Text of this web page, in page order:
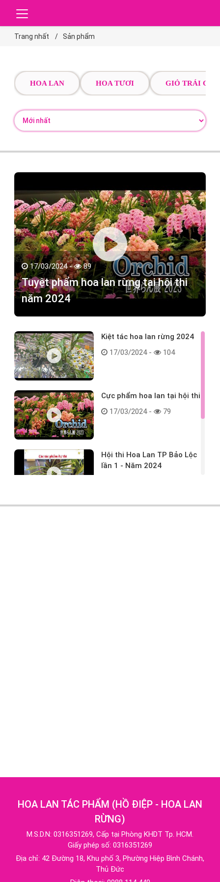
Trang nhất Sản phẩm
HOA LAN HOA TƯƠI GIỎ TRÁI CÂY
17/03/2024 - 89
Tuyệt phẩm hoa lan rừng tại hội thi
năm 2024
Kiệt tác hoa lan rừng 2024
17/03/2024 -
104
Cực phẩm hoa lan tại hội thi
17/03/2024 -
79
Hội thi Hoa Lan TP Bảo Lộc
lần 1 - Năm 2024
HOA LAN TÁC PHẨM (HỒ ĐIỆP - HOA LAN
RỪNG)
M.S.D.N: 0316351269, Cấp tại Phòng KHDT Tp. HCM.
Giấy phép số: 0316351269
Địa chỉ: 42 Đường 18, Khu phố 3, Phường Hiệp Bình Chánh,
Thủ Đức